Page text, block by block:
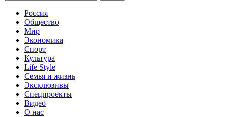
Россия
Общество
Мир
Экономика
Спорт
Культура
Life Style
Семья и жизнь
Эксклюзивы
Спецпроекты
Видео
О нас